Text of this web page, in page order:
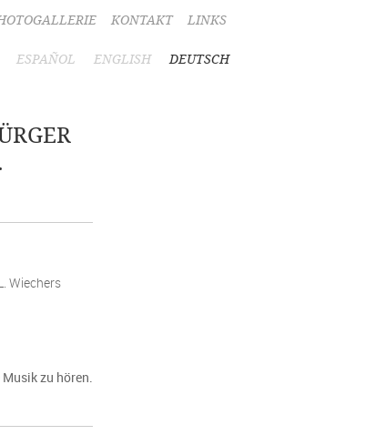
LINKS
KONTAKT
DEUTSCH
ENGLISH
ESPAÑOL
Wiechers
Musik zu hören.